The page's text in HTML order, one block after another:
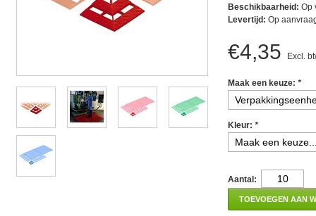
Beschikbaarheid: Op
Levertijd: Op
€4,35 Excl.
Maak een keuze: *
Kleur: *
Aantal:
TOEVOEGEN AAN